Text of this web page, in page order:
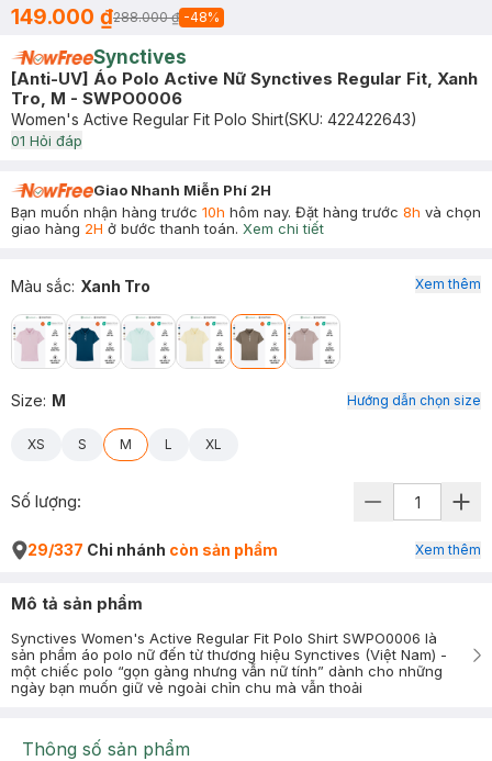
149.000 ₫288.000 ₫ -48%
Synctives
[Anti-UV] Áo Polo Active Nữ Synctives Regular Fit, Xanh
Tro, M - SWPO0006
Women's Active Regular Fit Polo Shirt(SKU: 422422643)
01 Hỏi đáp
Giao Nhanh Miễn Phí 2H
Bạn muốn nhận hàng trước 10h hôm nay. Đặt hàng trước 8h và chọn
giao hàng 2H ở bước thanh toán. Xem chi tiết
Màu sắc: Xanh Tro
Size: M Hướng dẫn chọn size
XS S M L XL
Xem thêm
Số lượng:
29/337 Chi nhánh còn sản phẩm Xem thêm
Mô tả sản phẩm
Synctives Women's Active Regular Fit Polo Shirt SWPO0006 là
sản phẩm áo polo nữ đến từ thương hiệu Synctives (Việt Nam) -
một chiếc polo “gọn gàng nhưng vẫn nữ tính” dành cho những
ngày bạn muốn giữ vẻ ngoài chỉn chu mà vẫn thoải
Thông số sản phẩm